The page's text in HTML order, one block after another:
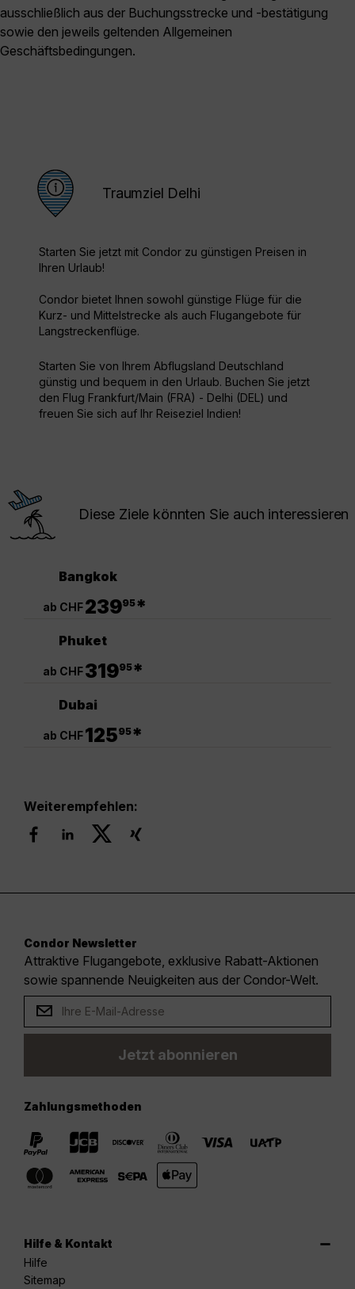
ausschließlich aus der Buchungsstrecke und -bestätigung
sowie den jeweils geltenden Allgemeinen
Geschäftsbedingungen.
Traumziel Delhi
Starten Sie jetzt mit Condor zu günstigen Preisen in
Ihren Urlaub!
Condor bietet Ihnen sowohl günstige Flüge für die
Kurz- und Mittelstrecke als auch Flugangebote für
Langstreckenflüge.
Starten Sie von Ihrem Abflugsland Deutschland
günstig und bequem in den Urlaub. Buchen Sie jetzt
den Flug Frankfurt/Main (FRA) - Delhi (DEL) und
freuen Sie sich auf Ihr Reiseziel Indien!
Diese Ziele könnten Sie auch interessieren
Bangkok
ab CHF23995*
Phuket
ab CHF31995*
Dubai
ab CHF12595*
Weiterempfehlen:
Condor Newsletter
Attraktive Flugangebote, exklusive Rabatt-Aktionen
sowie spannende Neuigkeiten aus der Condor-Welt.
Jetzt abonnieren
Zahlungsmethoden
Hilfe & Kontakt
Hilfe
Sitemap